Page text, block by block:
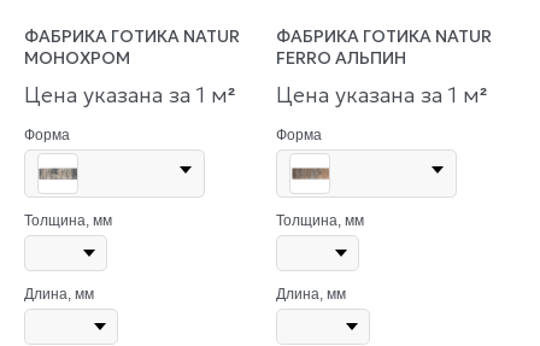
ФАБРИКА ГОТИКА NATUR
МОНОХРОМ
Цена указана за 1 м²
Форма
Толщина, мм
Длина, мм
ФАБРИКА ГОТИКА NATUR
FERRO АЛЬПИН
Цена указана за 1 м²
Форма
Толщина, мм
Длина, мм